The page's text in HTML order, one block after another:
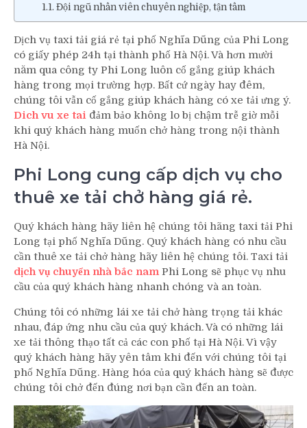
Đội ngũ nhân viên chuyên nghiệp, tận tâm
Dịch vụ taxi tải giá rẻ tại phố Nghĩa Dũng của Phi Long
có giấy phép 24h tại thành phố Hà Nội. Và hơn mười
năm qua công ty Phi Long luôn cố gắng giúp khách
hàng trong mọi trường hợp. Bất cứ ngày hay đêm,
chúng tôi vẫn cố gắng giúp khách hàng có xe tải ưng ý.
Dich vu xe tai đảm bảo không lo bị chậm trễ giờ mỗi
khi quý khách hàng muốn chở hàng trong nội thành
Hà Nội.
Phi Long cung cấp dịch vụ cho
thuê xe tải chở hàng giá rẻ.
Quý khách hàng hãy liên hệ chúng tôi hãng taxi tải Phi
Long tại phố Nghĩa Dũng. Quý khách hàng có nhu cầu
cần thuê xe tải chở hàng hãy liên hệ chúng tôi. Taxi tải
dịch vụ chuyển nhà bắc nam Phi Long sẽ phục vụ nhu
cầu của quý khách hàng nhanh chóng và an toàn.
Chúng tôi có những lái xe tải chở hàng trọng tải khác
nhau, đáp ứng nhu cầu của quý khách. Và có những lái
xe tải thông thạo tất cả các con phố tại Hà Nội. Vì vậy
quý khách hàng hãy yên tâm khi đến với chúng tôi tại
phố Nghĩa Dũng. Hàng hóa của quý khách hàng sẽ được
chúng tôi chở đến đúng nơi bạn cần đến an toàn.